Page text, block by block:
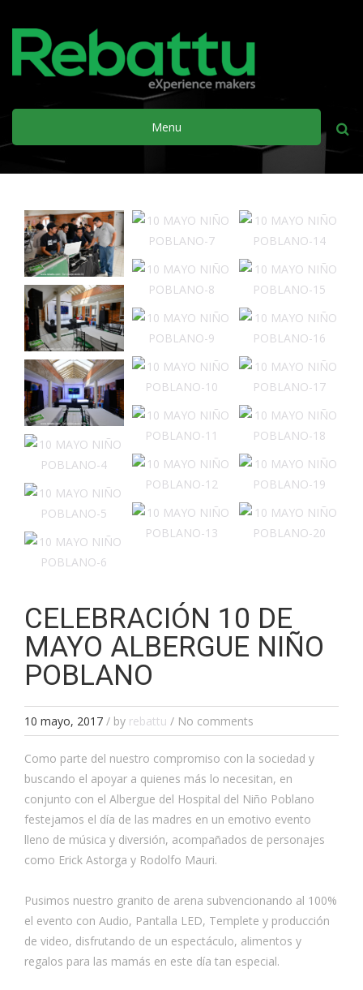
Menu
CELEBRACIÓN 10 DE
MAYO ALBERGUE NIÑO
POBLANO
10 mayo, 2017 / by rebattu / No comments
Como parte del nuestro compromiso con la sociedad y
buscando el apoyar a quienes más lo necesitan, en
conjunto con el Albergue del Hospital del Niño Poblano
festejamos el día de las madres en un emotivo evento
lleno de música y diversión, acompañados de personajes
como Erick Astorga y Rodolfo Mauri.
Pusimos nuestro granito de arena subvencionando al 100%
el evento con Audio, Pantalla LED, Templete y producción
de video, disfrutando de un espectáculo, alimentos y
regalos para las mamás en este día tan especial.